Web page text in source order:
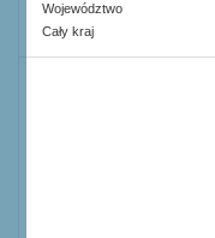
Województwo
Cały kraj